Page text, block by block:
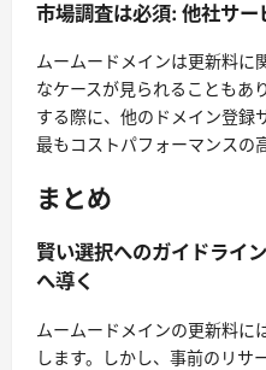
市場調査は必須: 他社サ
ムームードメインは更新料に
なケースが見られることもあ
する際に、他のドメイン登録
最もコストパフォーマンスの
まとめ
賢い選択へのガイドライ
へ導く
ムームードメインの更新料に
します。しかし、事前のリサ